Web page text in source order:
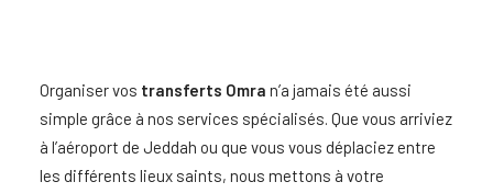
Organiser vos transferts Omra n’a jamais été aussi
simple grâce à nos services spécialisés. Que vous arriviez
à l’aéroport de Jeddah ou que vous vous déplaciez entre
les différents lieux saints, nous mettons à votre